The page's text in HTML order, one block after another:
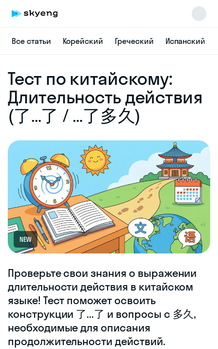
Все статьи Корейский Греческий Испанский
Тест по китайскому:
Длительность действия
(了…了 / …了多久)
NEW
Проверьте свои знания о выражении
длительности действия в китайском
языке! Тест поможет освоить
конструкции 了...了 и вопросы с 多久,
необходимые для описания
продолжительности действий.
online